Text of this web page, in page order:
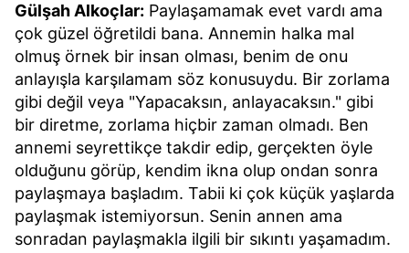
Gülşah Alkoçlar: Paylaşamamak evet vardı ama
çok güzel öğretildi bana. Annemin halka mal
olmuş örnek bir insan olması, benim de onu
anlayışla karşılamam söz konusuydu. Bir zorlama
gibi değil veya "Yapacaksın, anlayacaksın." gibi
bir diretme, zorlama hiçbir zaman olmadı. Ben
annemi seyrettikçe takdir edip, gerçekten öyle
olduğunu görüp, kendim ikna olup ondan sonra
paylaşmaya başladım. Tabii ki çok küçük yaşlarda
paylaşmak istemiyorsun. Senin annen ama
sonradan paylaşmakla ilgili bir sıkıntı yaşamadım.